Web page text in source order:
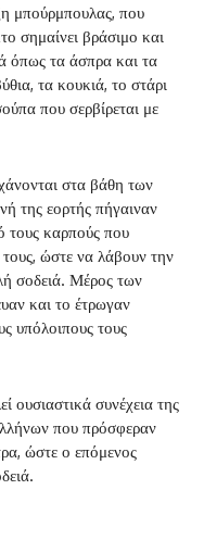
μπούρμπουλας, που
σημαίνει βράσιμο και
όπως τα άσπρα και τα
τα κουκιά, το στάρι
που σερβίρεται με
στα βάθη των
της εορτής πήγαιναν
τους καρπούς που
ώστε να λάβουν την
σοδειά. Μέρος των
και το έτρωγαν
υπόλοιπους τους
ουσιαστικά συνέχεια της
που πρόσφεραν
ώστε ο επόμενος